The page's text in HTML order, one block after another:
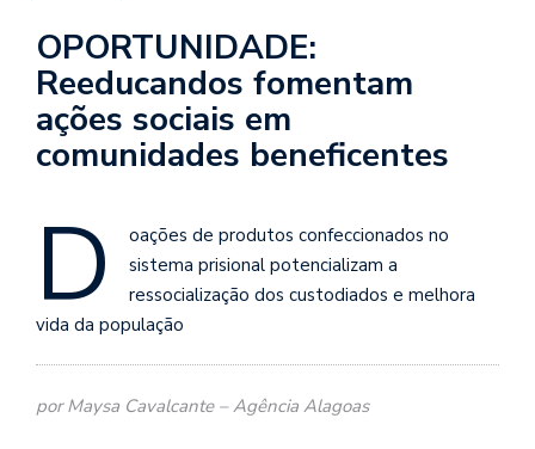
OPORTUNIDADE:
Reeducandos fomentam
ações sociais em
comunidades beneficentes
D
oações de produtos confeccionados no
sistema prisional potencializam a
ressocialização dos custodiados e melhora
vida da população
por Maysa Cavalcante – Agência Alagoas